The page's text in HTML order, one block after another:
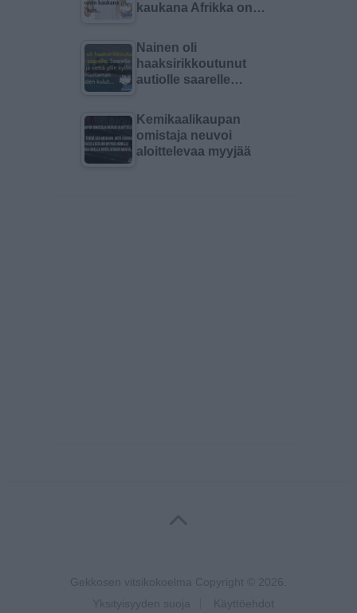
kaukana Afrikka on…
Nainen oli
haaksirikkoutunut
autiolle saarelle…
Kemikaalikaupan
omistaja neuvoi
aloittelevaa myyjää